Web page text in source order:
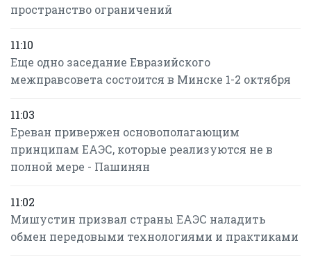
пространство ограничений
11:10
Еще одно заседание Евразийского
межправсовета состоится в Минске 1-2 октября
11:03
Ереван привержен основополагающим
принципам ЕАЭС, которые реализуются не в
полной мере - Пашинян
11:02
Мишустин призвал страны ЕАЭС наладить
обмен передовыми технологиями и практиками